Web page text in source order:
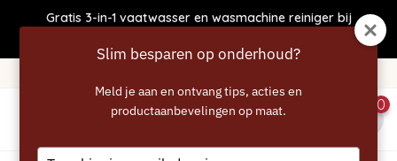
Gratis 3-in-1 vaatwasser en wasmachine reiniger bij
0
Slim besparen op onderhoud?
Meld je aan en ontvang tips, acties en
productaanbevelingen op maat.
Type